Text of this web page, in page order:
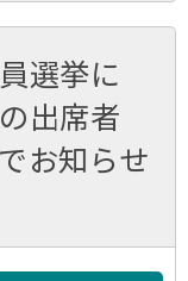
選挙に
出席者
お知らせ